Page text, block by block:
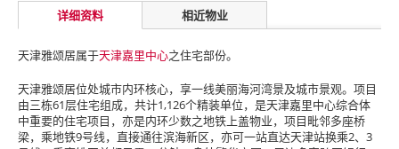
详细资料 相近物业
天津雅颂居属于天津嘉里中心之住宅部份。
天津雅颂居位处城市内环核心，享一线美丽海河湾景及城市景观。项目
由三栋61层住宅组成，共计1,126个精装单位，是天津嘉里中心综合体
中重要的住宅项目，亦是内环少数之地铁上盖物业，项目毗邻多座桥
梁，乘地铁9号线，直接通往滨海新区，亦可一站直达天津站换乘2、3